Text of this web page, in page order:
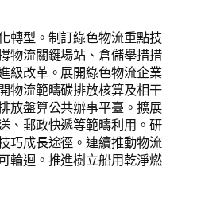
轉型。制訂綠色物流重點技
物流關鍵場站、倉儲舉措措
級改革。展開綠色物流企業
物流範疇碳排放核算及相干
放盤算公共辦事平臺。擴展
、郵政快遞等範疇利用。研
巧成長途徑。連續推動物流
輪迴。推進樹立船用乾淨燃